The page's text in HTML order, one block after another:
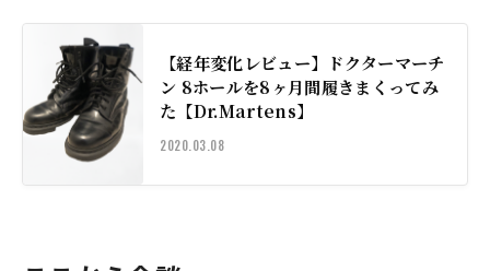
【経年変化レビュー】ドクターマーチ
ン 8ホールを8ヶ月間履きまくってみ
た【Dr.Martens】
2020.03.08